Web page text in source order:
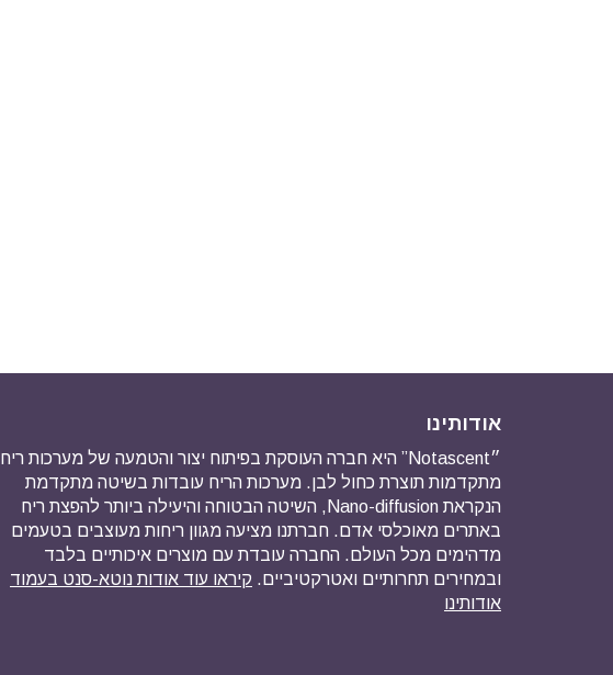
אודותינו
״Notascent” היא חברה העוסקת בפיתוח יצור והטמעה של מערכות ריח
מתקדמות תוצרת כחול לבן. מערכות הריח עובדות בשיטה מתקדמת
הנקראת Nano-diffusion, השיטה הבטוחה והיעילה ביותר להפצת ריח
באתרים מאוכלסי אדם. חברתנו מציעה מגוון ריחות מעוצבים בטעמים
מדהימים מכל העולם. החברה עובדת עם מוצרים איכותיים בלבד
ובמחירים תחרותיים ואטרקטיביים. קיראו עוד אודות נוטא-סנט בעמוד
אודותינו